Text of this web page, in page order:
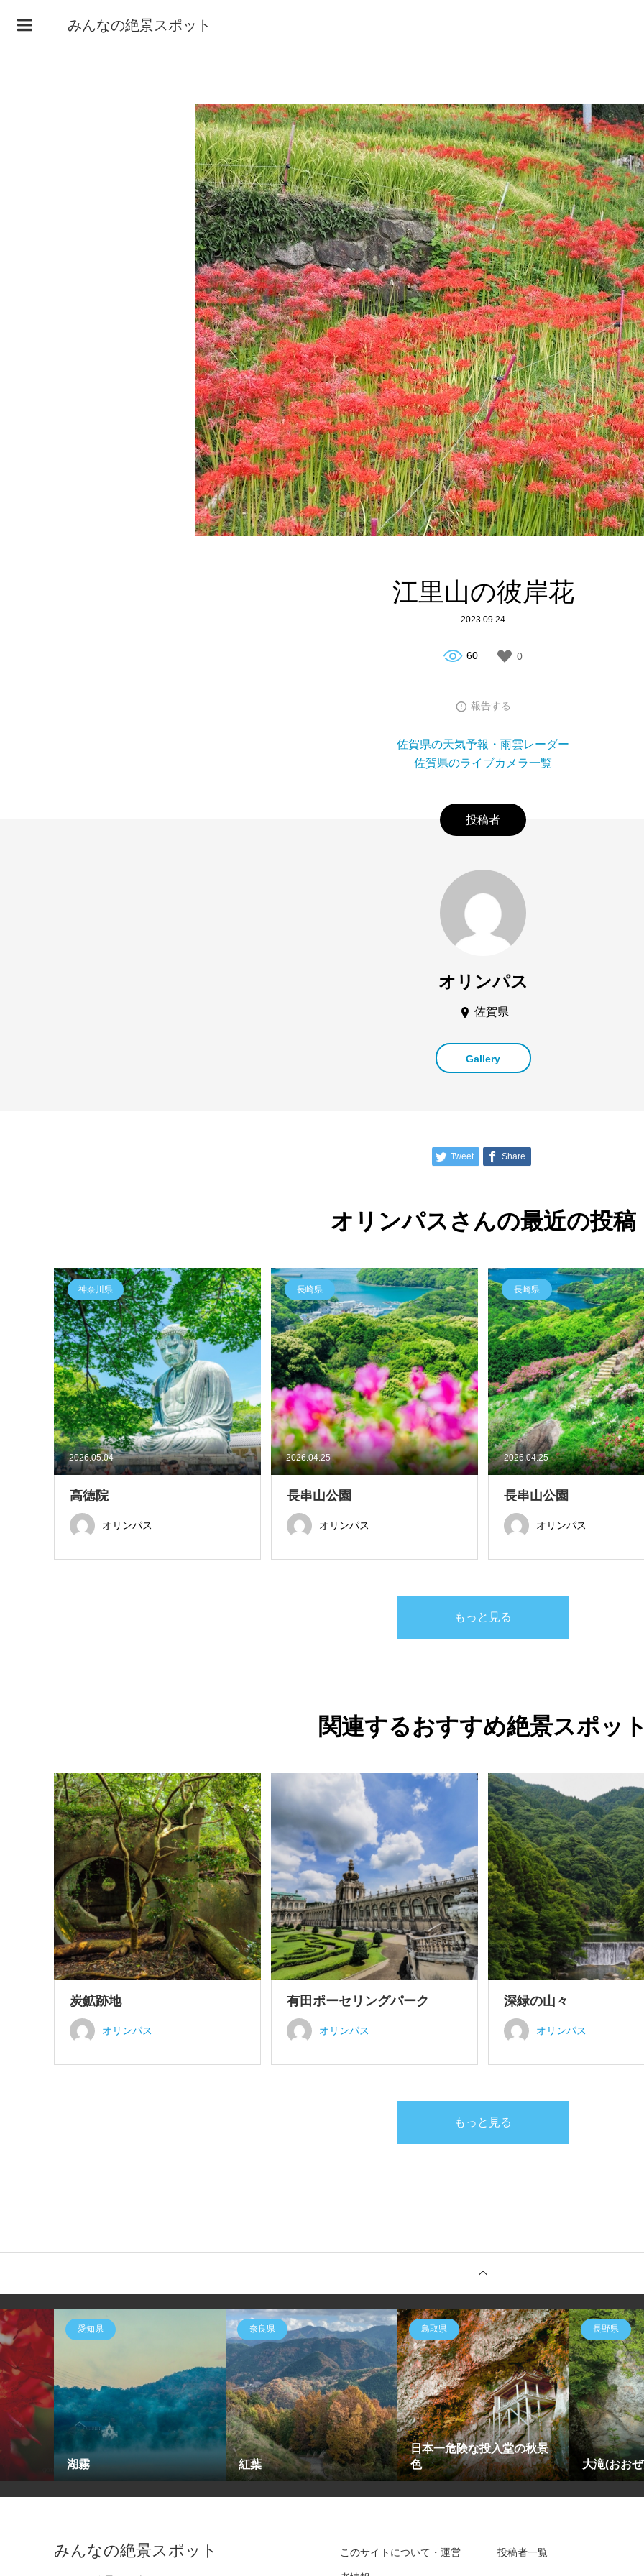
みんなの絶景スポット
江里山の彼岸花
2023.09.24
60 0
報告する
佐賀県の天気予報・雨雲レーダー
佐賀県のライブカメラ一覧
投稿者
オリンパス
佐賀県
Gallery
Tweet Share
オリンパスさんの最近の投稿
2026.05.04
神奈川県
高徳院
オリンパス
2026.04.25
長崎県
長串山公園
オリンパス
2026.04.25
長崎県
長串山公園
オリンパス
もっと見る
関連するおすすめ絶景スポッ
炭鉱跡地
オリンパス
有田ポーセリングパーク
オリンパス
深緑の山々
オリンパス
もっと見る
愛知県
湖霧
奈良県
紅葉
鳥取県
日本一危険な投入堂の秋景
色
長野県
大滝(おお
みんなの絶景スポット このサイトについて・運営 投稿者一覧